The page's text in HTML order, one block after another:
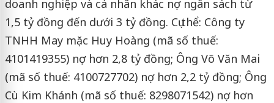
doanh nghiệp và cá nhân khác nợ ngân sách từ
1,5 tỷ đồng đến dưới 3 tỷ đồng. Cụ thể: Công ty
TNHH May mặc Huy Hoàng (mã số thuế:
4101419355) nợ hơn 2,8 tỷ đồng; Ông Võ Văn Mai
(mã số thuế: 4100727702) nợ hơn 2,2 tỷ đồng; Ông
Cù Kim Khánh (mã số thuế: 8298071542) nợ hơn